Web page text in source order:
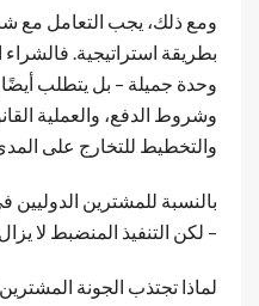
ومع ذلك، يجب التعامل مع
بطريقة استراتيجية. فالشراء
وحدة جميلة – بل يتطلب
وشروط الدفع، والعملية
والتخطيط للتخارج على
– لكن التنفيذ المنضبط لا
لماذا تجتذب الجونة